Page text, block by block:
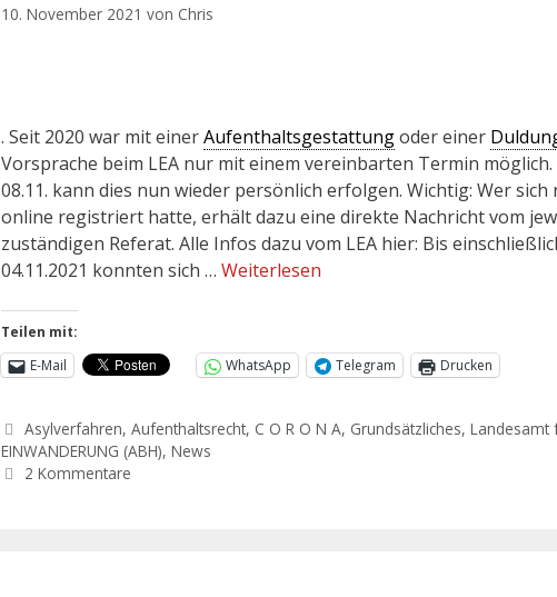
10. November 2021 von Chris
. Seit 2020 war mit einerAufenthaltsgestattungoder einer
Vorsprache beim LEA nur mit einem vereinbarten Termin möglich.
08.11. kann dies nun wieder persönlich erfolgen. Wichtig: Wer sich
online registriert hatte, erhält dazu eine direkte Nachricht vom
zuständigen Referat. Alle Infos dazu vom LEA hier: Bis
04.11.2021 konnten sich … Weiterlesen
Teilen mit:
E-Mail
WhatsApp Telegram Drucken
Asylverfahren,Aufenthaltsrecht, C O R O N A, Grundsätzliches,Landesamt
EINWANDERUNG (ABH), News
2 Kommentare